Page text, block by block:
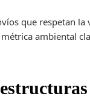
que respetan la
métrica ambiental